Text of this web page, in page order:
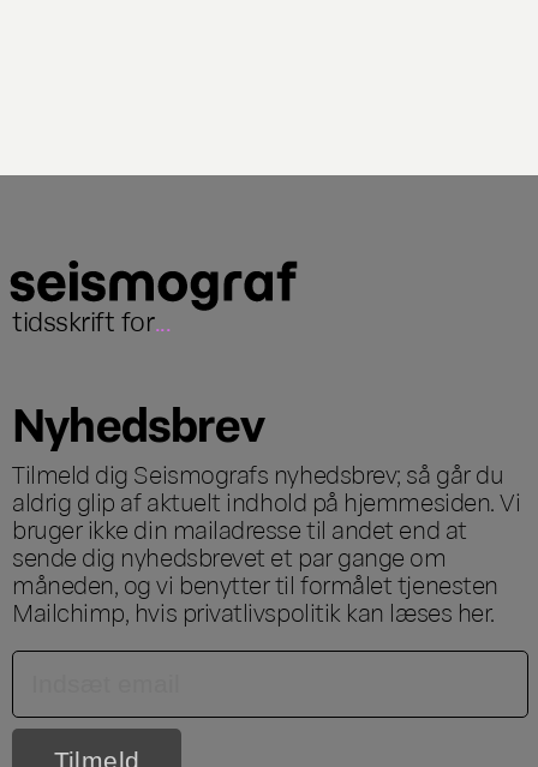
tidsskrift for...
Nyhedsbrev
Tilmeld dig Seismografs nyhedsbrev; så går du
aldrig glip af aktuelt indhold på hjemmesiden. Vi
bruger ikke din mailadresse til andet end at
sende dig nyhedsbrevet et par gange om
måneden, og vi benytter til formålet tjenesten
Mailchimp, hvis privatlivspolitik kan læses her.